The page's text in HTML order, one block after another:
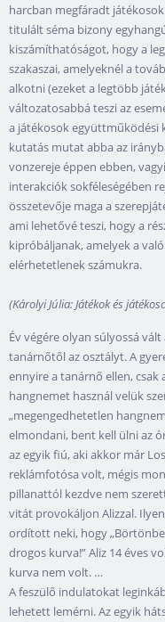
harcban megfáradt
titulált séma bizony
kiszámíthatóságot, hogy a
szakaszai, amelyeknél a
alkotni (ezeket a legtöbb
változatosabbá teszi az
a játékosok együttműködési
kutatás mutat abba az
vonzereje éppen ebben,
interakciók sokféleségében
összetevője maga a
ami lehetővé teszi, hogy a
kipróbáljanak, amelyek a
elérhetetlenek számukra.
(Károlyi Júlia: Játékok és
Év végére olyan súlyossá
tanárnőtől az osztályt. A
ennyire a tanárnő ellen,
hangnemet használ velük
„megengedhetetlen
elmondani, bent kell ülni az
az egyik fiú, aki akkor már
reklámfotósa volt, mégis
pillanattól kezdve nem
vitát provokáljon Alizzal.
ordított neki, hogy
drogos kurva!” Aliz 14 éves
kurva nem volt. …
A feszülő indulatokat
lehetett lemérni. Az egyik